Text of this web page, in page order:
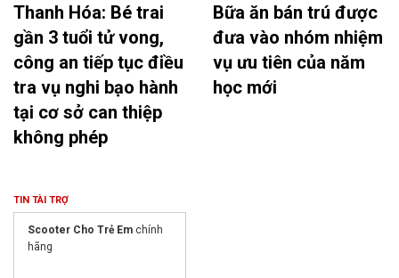
Thanh Hóa: Bé trai
gần 3 tuổi tử vong,
công an tiếp tục điều
tra vụ nghi bạo hành
tại cơ sở can thiệp
không phép
Bữa ăn bán trú được
đưa vào nhóm nhiệm
vụ ưu tiên của năm
học mới
TIN TÀI TRỢ
Scooter Cho Trẻ Em chính
hãng